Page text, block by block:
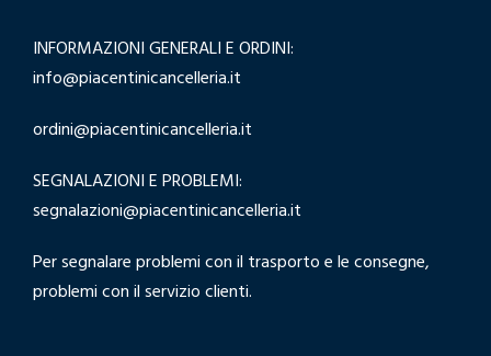
INFORMAZIONI GENERALI E ORDINI:
info@piacentinicancelleria.it
ordini@piacentinicancelleria.it
SEGNALAZIONI E PROBLEMI:
segnalazioni@piacentinicancelleria.it
Per segnalare problemi con il trasporto e le consegne,
problemi con il servizio clienti.